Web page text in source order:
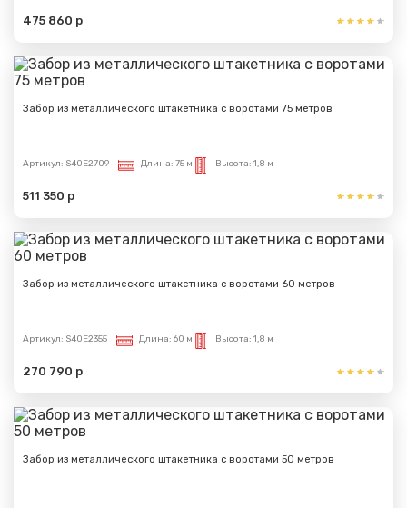
475 860 р
Забор из металлического штакетника с воротами 75 метров
Артикул: S40E2709 Длина: 75 м Высота: 1,8 м
511 350 р
Забор из металлического штакетника с воротами 60 метров
Артикул: S40E2355 Длина: 60 м Высота: 1,8 м
270 790 р
Забор из металлического штакетника с воротами 50 метров